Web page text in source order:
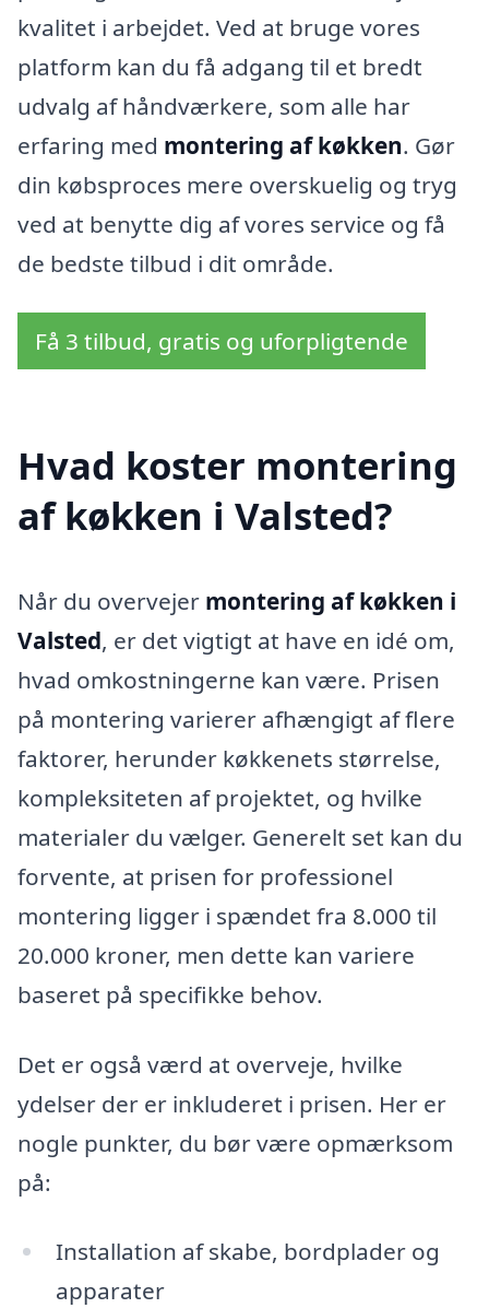
kvalitet i arbejdet. Ved at bruge vores
platform kan du få adgang til et bredt
udvalg af håndværkere, som alle har
erfaring med montering af køkken. Gør
din købsproces mere overskuelig og tryg
ved at benytte dig af vores service og få
de bedste tilbud i dit område.
Få 3 tilbud, gratis og uforpligtende
Hvad koster montering
af køkken i Valsted?
Når du overvejer montering af køkken i
Valsted, er det vigtigt at have en idé om,
hvad omkostningerne kan være. Prisen
på montering varierer afhængigt af flere
faktorer, herunder køkkenets størrelse,
kompleksiteten af projektet, og hvilke
materialer du vælger. Generelt set kan du
forvente, at prisen for professionel
montering ligger i spændet fra 8.000 til
20.000 kroner, men dette kan variere
baseret på specifikke behov.
Det er også værd at overveje, hvilke
ydelser der er inkluderet i prisen. Her er
nogle punkter, du bør være opmærksom
på:
Installation af skabe, bordplader og
apparater